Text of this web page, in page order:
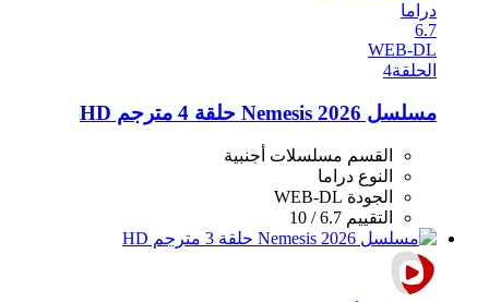
دراما
6.7
WEB-DL
الحلقة4
مسلسل Nemesis 2026 حلقة 4 مترجم HD
القسم مسلسلات أجنبية
النوع دراما
الجودة WEB-DL
التقييم 6.7 / 10